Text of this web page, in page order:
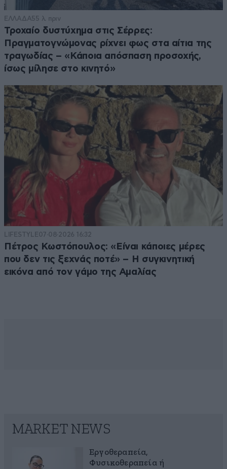
ΕΛΛΑΔΑ55 λ. πριν
Τροχαίο δυστύχημα στις Σέρρες:
Πραγματογνώμονας ρίχνει φως στα αίτια της
τραγωδίας – «Κάποια απόσπαση προσοχής,
ίσως μίλησε στο κινητό»
LIFESTYLE07·08·2026 16:32
Πέτρος Κωστόπουλος: «Είναι κάποιες μέρες
που δεν τις ξεχνάς ποτέ» – Η συγκινητική
εικόνα από τον γάμο της Αμαλίας
MARKET NEWS
Εργοθεραπεία,
Φυσικοθεραπεία ή